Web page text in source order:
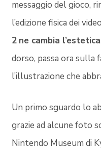
messaggio del gioco,
l’edizione fisica dei
2 ne cambia l’estetica
dorso, passa ora sulla
l’illustrazione che
Un primo sguardo lo
grazie ad alcune foto
Nintendo Museum di